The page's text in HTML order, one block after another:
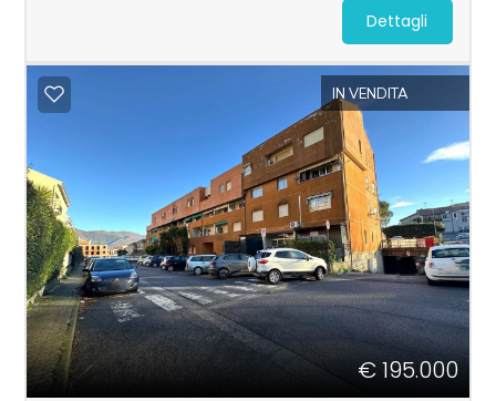
Dettagli
IN VENDITA
€ 195.000
Arredato
Lusso